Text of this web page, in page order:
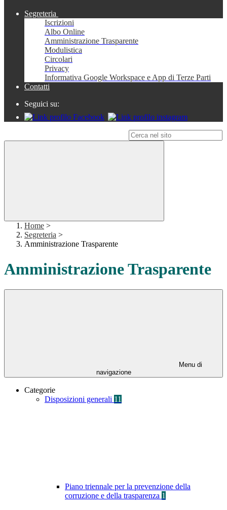
Segreteria
Iscrizioni
Albo Online
Amministrazione Trasparente
Modulistica
Circolari
Privacy
Informativa Google Workspace e App di Terze Parti
Contatti
Seguici su:
Home >
Segreteria >
Amministrazione Trasparente
Amministrazione Trasparente
Menu di
navigazione
Categorie
Disposizioni generali 11
Piano triennale per la prevenzione della
corruzione e della trasparenza 1